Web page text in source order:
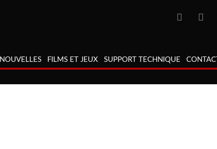
NOUVELLES FILMS ET JEUX SUPPORT TECHNIQUE